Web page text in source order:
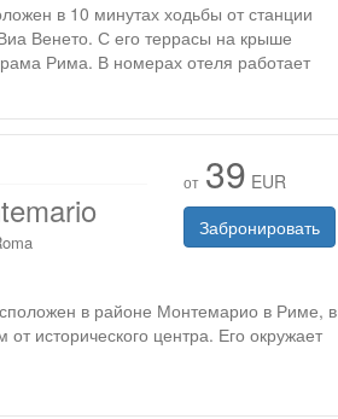
в 10 минутах ходьбы от станции
Венето. С его террасы на крыше
Рима. В номерах отеля работает
от 39 EUR
Забронировать
в районе Монтемарио в Риме, в
исторического центра. Его окружает